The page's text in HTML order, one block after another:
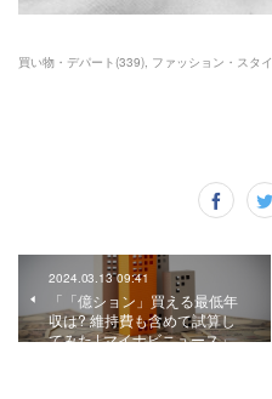
買い物・デパート(339) ファッション・スタ
2024.03.13 09:41
「「億ション」買える最低年
収は? 維持費も含めて試算し
てみた | マイナビニュース」